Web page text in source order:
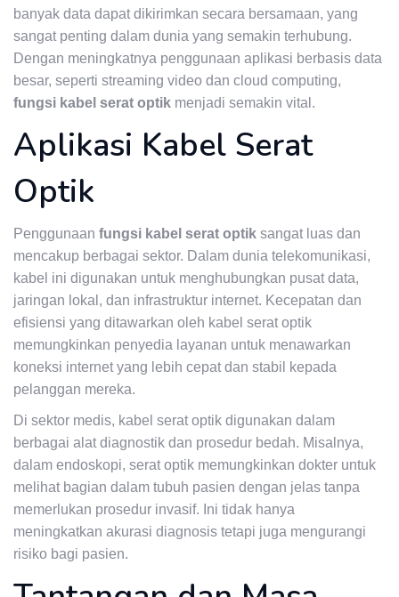
banyak data dapat dikirimkan secara bersamaan, yang
sangat penting dalam dunia yang semakin terhubung.
Dengan meningkatnya penggunaan aplikasi berbasis data
besar, seperti streaming video dan cloud computing,
fungsi kabel serat optik menjadi semakin vital.
Aplikasi Kabel Serat
Optik
Penggunaan fungsi kabel serat optik sangat luas dan
mencakup berbagai sektor. Dalam dunia telekomunikasi,
kabel ini digunakan untuk menghubungkan pusat data,
jaringan lokal, dan infrastruktur internet. Kecepatan dan
efisiensi yang ditawarkan oleh kabel serat optik
memungkinkan penyedia layanan untuk menawarkan
koneksi internet yang lebih cepat dan stabil kepada
pelanggan mereka.
Di sektor medis, kabel serat optik digunakan dalam
berbagai alat diagnostik dan prosedur bedah. Misalnya,
dalam endoskopi, serat optik memungkinkan dokter untuk
melihat bagian dalam tubuh pasien dengan jelas tanpa
memerlukan prosedur invasif. Ini tidak hanya
meningkatkan akurasi diagnosis tetapi juga mengurangi
risiko bagi pasien.